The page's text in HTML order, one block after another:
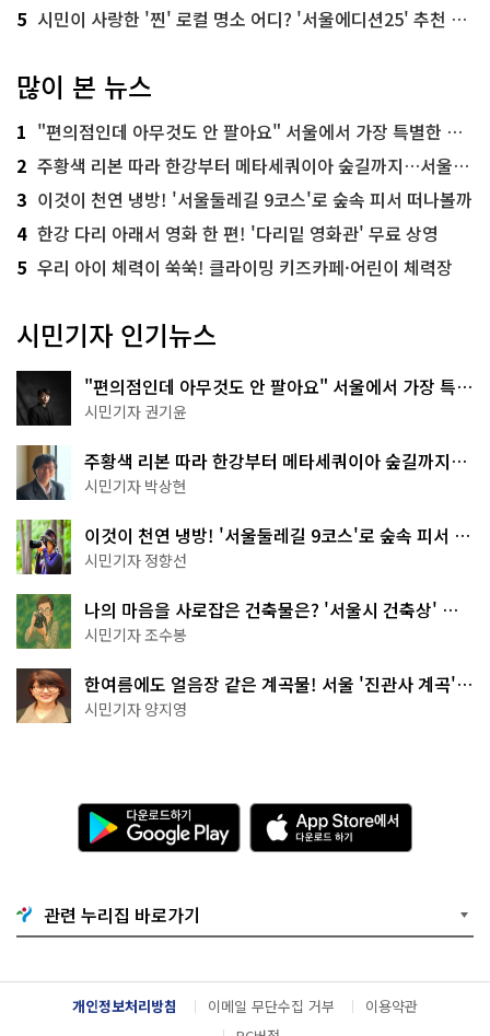
5 시민이 사랑한 '찐' 로컬 명소 어디? '서울에디션25' 추천 코스
많이 본 뉴스
1 "편의점인데 아무것도 안 팔아요" 서울에서 가장 특별한 편의점의 정체
2 주황색 리본 따라 한강부터 메타세쿼이아 숲길까지…서울둘레길 15코스
3 이것이 천연 냉방! '서울둘레길 9코스'로 숲속 피서 떠나볼까
4 한강 다리 아래서 영화 한 편! '다리밑 영화관' 무료 상영
5 우리 아이 체력이 쑥쑥! 클라이밍 키즈카페·어린이 체력장
시민기자 인기뉴스
"편의점인데 아무것도 안 팔아요" 서울에서 가장 특별
한 편의점의 정체
시민기자 권기윤
주황색 리본 따라 한강부터 메타세쿼이아 숲길까지…
서울둘레길 15코스
시민기자 박상현
이것이 천연 냉방! '서울둘레길 9코스'로 숲속 피서 떠
나볼까
시민기자 정향선
나의 마음을 사로잡은 건축물은? '서울시 건축상' 수
상작 공개!
시민기자 조수봉
한여름에도 얼음장 같은 계곡물! 서울 '진관사 계곡'이
천국이네~
시민기자 양지영
다
운
로
기
G
o
g
l
e
A
p
p
e
서
다
운
관련 누리집 바로가기
개인정보처리방침 이메일 무단수집 거부
이용약관